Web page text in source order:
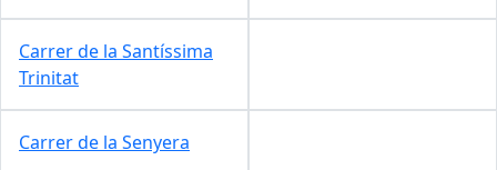
Carrer de la Santíssima
Trinitat
Carrer de la Senyera